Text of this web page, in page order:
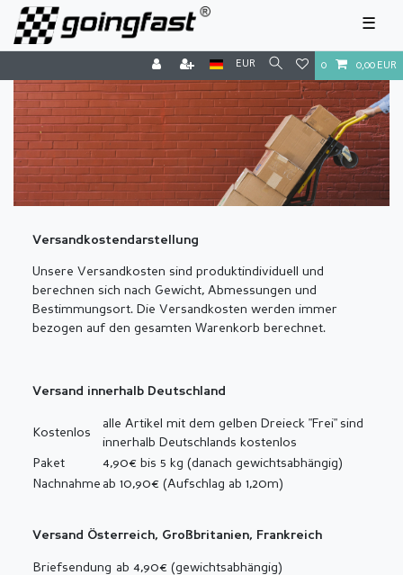
☰
EUR 0 0,00 EUR
Versandkostendarstellung
Unsere Versandkosten sind produktindividuell und
berechnen sich nach Gewicht, Abmessungen und
Bestimmungsort. Die Versandkosten werden immer
bezogen auf den gesamten Warenkorb berechnet.
Versand innerhalb Deutschland
Kostenlos
alle Artikel mit dem gelben Dreieck "Frei" sind
innerhalb Deutschlands kostenlos
Paket
4,90€ bis 5 kg (danach gewichtsabhängig)
Nachnahme ab 10,90€ (Aufschlag ab 1,20m)
Versand Österreich, Großbritanien, Frankreich
Briefsendung ab 4,90€ (gewichtsabhängig)